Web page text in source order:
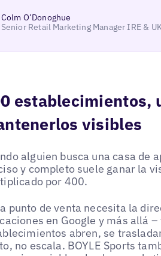
Colm O’Donoghue
Senior Retail Marketing Manager IRE &
establecimientos,
visibles
alguien busca una casa de
y completo suele ganar la
por 400.
punto de venta necesita la
en Google y más allá
abren, se
no escala. BOYLE Sports